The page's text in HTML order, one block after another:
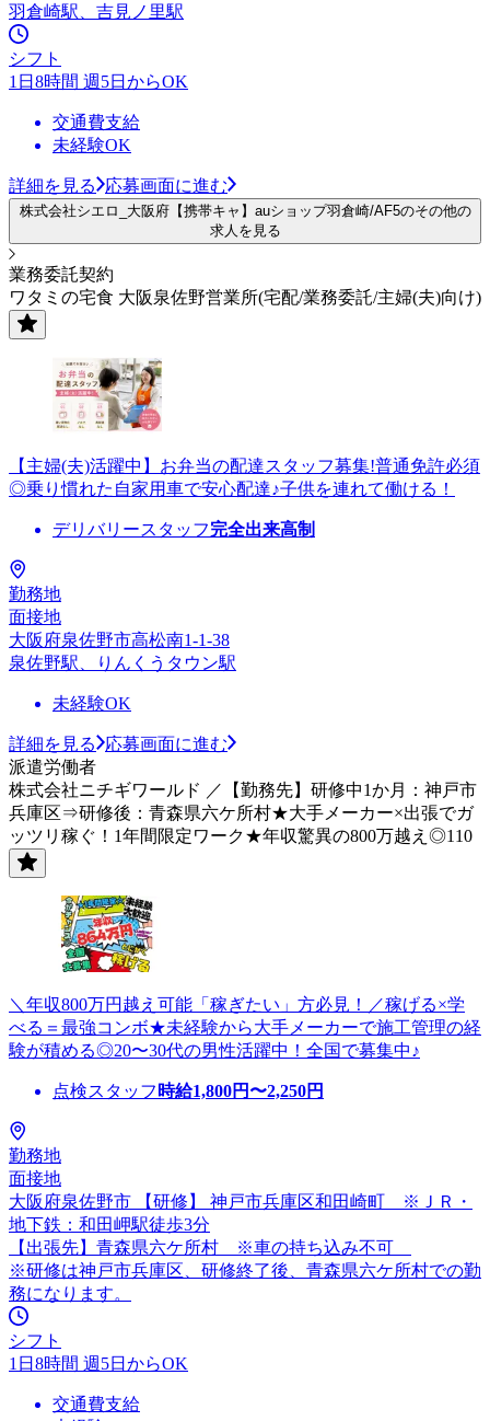
羽倉崎駅、吉見ノ里駅
シフト
1日8時間 週5日からOK
交通費支給
未経験OK
詳細を見る 応募画面に進む
株式会社シエロ_大阪府【携帯キャ】auショップ羽倉崎/AF5のその他の
求人を見る
業務委託契約
ワタミの宅食 大阪泉佐野営業所(宅配/業務委託/主婦(夫)向け)
【主婦(夫)活躍中】お弁当の配達スタッフ募集!普通免許必須
◎乗り慣れた自家用車で安心配達♪子供を連れて働ける！
デリバリースタッフ完全出来高制
勤務地
面接地
大阪府泉佐野市高松南1-1-38
泉佐野駅、りんくうタウン駅
未経験OK
詳細を見る
応募画面に進む
派遣労働者
株式会社ニチギワールド ／【勤務先】研修中1か月：神戸市
兵庫区⇒研修後：青森県六ケ所村★大手メーカー×出張でガ
ッツリ稼ぐ！1年間限定ワーク★年収驚異の800万越え◎110
＼年収800万円越え可能「稼ぎたい」方必見！／稼げる×学
べる＝最強コンボ★未経験から大手メーカーで施工管理の経
験が積める◎20〜30代の男性活躍中！全国で募集中♪
点検スタッフ 時給1,800円〜2,250円
勤務地
面接地
大阪府泉佐野市 【研修】 神戸市兵庫区和田崎町 ※ＪＲ・
地下鉄：和田岬駅徒歩3分
【出張先】青森県六ケ所村 ※車の持ち込み不可
※研修は神戸市兵庫区、研修終了後、青森県六ケ所村での勤
務になります。
シフト
1日8時間 週5日からOK
交通費支給